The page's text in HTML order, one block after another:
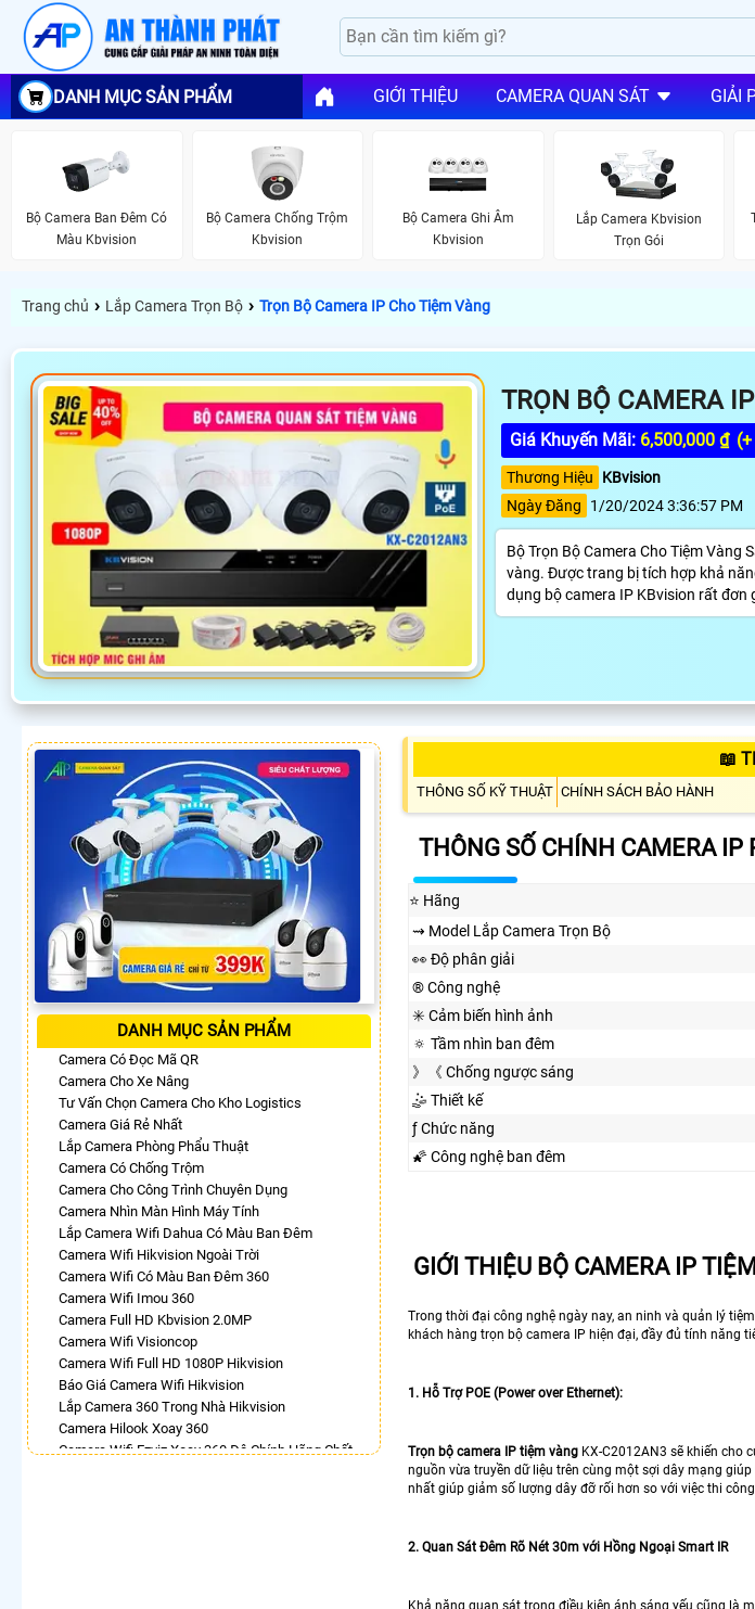
DANH MỤC SẢN PHẨM GIỚI THIỆU CAMERA QUAN SÁT GIẢI
Bộ Camera Ban Đêm Có
Màu Kbvision
Bộ Camera Chống Trộm
Kbvision
Bộ Camera Ghi Âm
Kbvision
Lắp Camera Kbvision
Trọn Gói
Trang chủ › Lắp Camera Trọn Bộ › Trọn Bộ Camera IP Cho Tiệm Vàng
TRỌN BỘ CAMERA
Giá Khuyến Mãi: 6,500,000 ₫
Thương Hiệu
KBvision
Ngày Đăng
1/20/2024 3:36:57 PM
Bộ Trọn Bộ Camera Cho Tiệm Vàng
vàng. Được trang bị tích hợp khả
dụng bộ camera IP KBvision rất đơn
DANH MỤC SẢN PHẨM
Camera Có Đọc Mã QR
Camera Cho Xe Nâng
Tư Vấn Chọn Camera Cho Kho Logistics
Camera Giá Rẻ Nhất
Lắp Camera Phòng Phẩu Thuật
Camera Có Chống Trộm
Camera Cho Công Trình Chuyên Dụng
Camera Nhìn Màn Hình Máy Tính
Lắp Camera Wifi Dahua Có Màu Ban Đêm
Camera Wifi Hikvision Ngoài Trời
Camera Wifi Có Màu Ban Đêm 360
Camera Wifi Imou 360
Camera Full HD Kbvision 2.0MP
Camera Wifi Visioncop
Camera Wifi Full HD 1080P Hikvision
Báo Giá Camera Wifi Hikvision
Lắp Camera 360 Trong Nhà Hikvision
Camera Hilook Xoay 360
Camera Wifi Ezviz Xoay 360 Độ Chính Hãng Chất
📖
THÔNG SỐ KỸ THUẬT CHÍNH SÁCH BẢO HÀNH
THÔNG SỐ CHÍNH CAMERA
⭐ Hãng
⇝ Model Lắp Camera Trọn Bộ
️👀 Độ phân giải
®️ Công nghệ
✳️ Cảm biến hình ảnh
🔅 Tầm nhìn ban đêm
》《 Chống ngược sáng
🤹 Thiết kế
ƒ Chức năng
🌠 Công nghệ ban đêm
GIỚI THIỆU BỘ CAMERA IP
Trong thời đại công nghệ ngày nay, an ninh và quản lý
khách hàng trọn bộ camera IP hiện đại, đầy đủ tính năng
1. Hỗ Trợ POE (Power over Ethernet):
Trọn bộ camera IP tiệm vàng KX-C2012AN3 sẽ khiến cho
nguồn vừa truyền dữ liệu trên cùng một sợi dây mạng
nhất giúp giảm số lượng dây đỡ rối hơn so với việc thi
2. Quan Sát Đêm Rõ Nét 30m với Hồng Ngoại Smart IR
Khả năng quan sát trong điều kiện ánh sáng yếu cũng là